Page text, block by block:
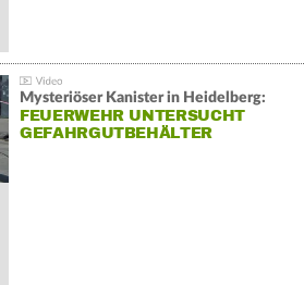
Mysteriöser Kanister in Heidelberg:
FEUERWEHR UNTERSUCHT
GEFAHRGUTBEHÄLTER